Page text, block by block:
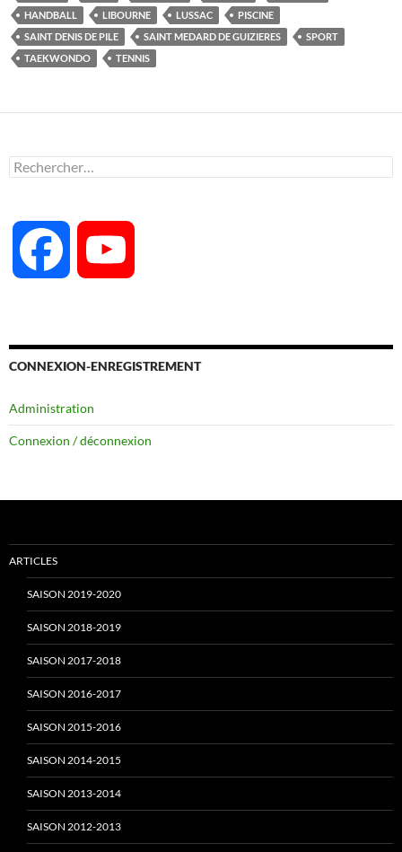
o
o
k
o
n
er
HANDBALL LIBOURNE LUSSAC
PISCINE
SAINT DENIS DE PILE
SAINT MEDARD DE GUIZIERES
SPORT
TAEKWONDO
TENNIS
Rechercher :
c
e
o
u
T
h
CONNEXION-ENREGISTREMENT
Administration
Connexion / déconnexion
ARTICLES
SAISON 2019-2020
SAISON 2018-2019
SAISON 2017-2018
SAISON 2016-2017
SAISON 2015-2016
SAISON 2014-2015
SAISON 2013-2014
SAISON 2012-2013